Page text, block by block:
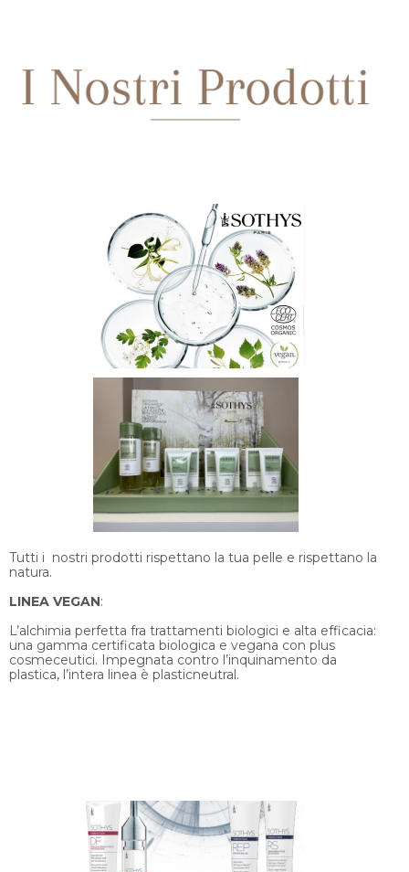
Tutti i nostri prodotti rispettano la tua pelle e rispettano la
natura.
LINEA VEGAN:
L’alchimia perfetta fra trattamenti biologici e alta efficacia:
una gamma certificata biologica e vegana con plus
cosmeceutici. Impegnata contro l’inquinamento da
plastica, l’intera linea è plasticneutral.